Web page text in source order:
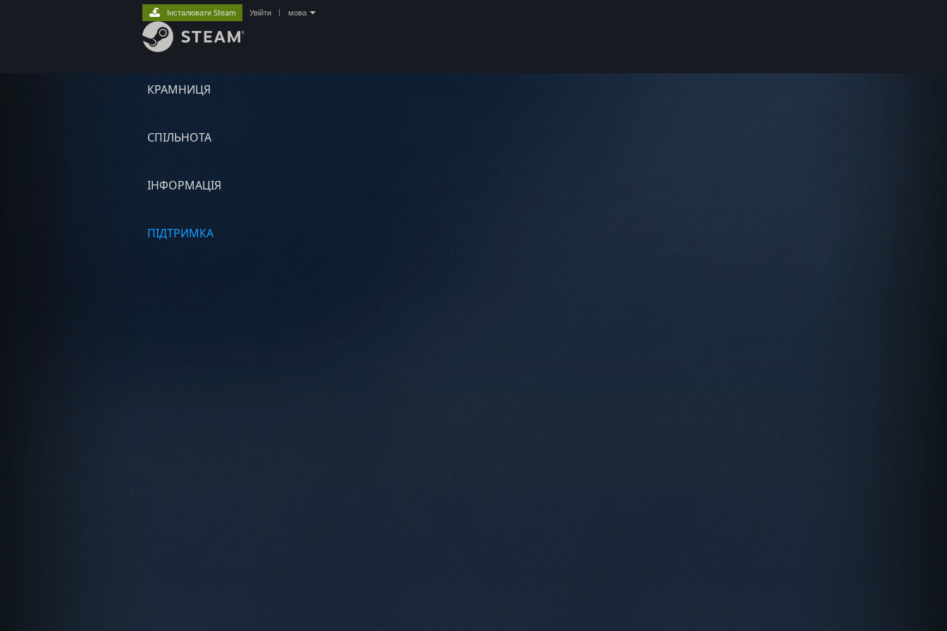
КРАМНИЦЯ
СПІЛЬНОТА
ІНФОРМАЦІЯ
ПІДТРИМКА
Інсталювати Steam Увійти мова